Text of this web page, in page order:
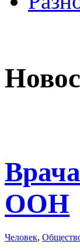
ООН
Человек,